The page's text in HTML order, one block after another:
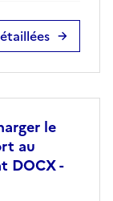
le
au
DOCX -